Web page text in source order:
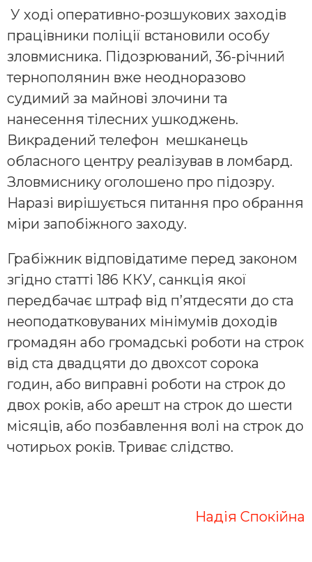
У ході оперативно-розшукових заходів
працівники поліції встановили особу
зловмисника. Підозрюваний, 36-річний
тернополянин вже неодноразово
судимий за майнові злочини та
нанесення тілесних ушкоджень.
Викрадений телефон мешканець
обласного центру реалізував в ломбард.
Зловмиснику оголошено про підозру.
Наразі вирішується питання про обрання
міри запобіжного заходу.
Грабіжник відповідатиме перед законом
згідно статті 186 ККУ, санкція якої
передбачає штраф від п’ятдесяти до ста
неоподатковуваних мінімумів доходів
громадян або громадські роботи на строк
від ста двадцяти до двохсот сорока
годин, або виправні роботи на строк до
двох років, або арешт на строк до шести
місяців, або позбавлення волі на строк до
чотирьох років. Триває слідство.
Надія Спокійна